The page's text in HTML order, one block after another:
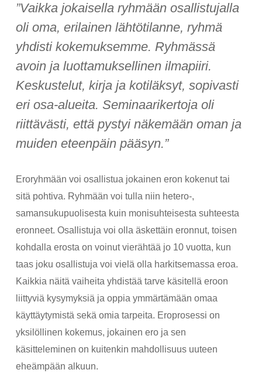
”Vaikka jokaisella ryhmään osallistujalla
oli oma, erilainen lähtötilanne, ryhmä
yhdisti kokemuksemme. Ryhmässä
avoin ja luottamuksellinen ilmapiiri.
Keskustelut, kirja ja kotiläksyt, sopivasti
eri osa-alueita. Seminaarikertoja oli
riittävästi, että pystyi näkemään oman ja
muiden eteenpäin pääsyn.”
Eroryhmään voi osallistua jokainen eron kokenut tai
sitä pohtiva. Ryhmään voi tulla niin hetero-,
samansukupuolisesta kuin monisuhteisesta suhteesta
eronneet. Osallistuja voi olla äskettäin eronnut, toisen
kohdalla erosta on voinut vierähtää jo 10 vuotta, kun
taas joku osallistuja voi vielä olla harkitsemassa eroa.
Kaikkia näitä vaiheita yhdistää tarve käsitellä eroon
liittyviä kysymyksiä ja oppia ymmärtämään omaa
käyttäytymistä sekä omia tarpeita. Eroprosessi on
yksilöllinen kokemus, jokainen ero ja sen
käsitteleminen on kuitenkin mahdollisuus uuteen
eheämpään alkuun.